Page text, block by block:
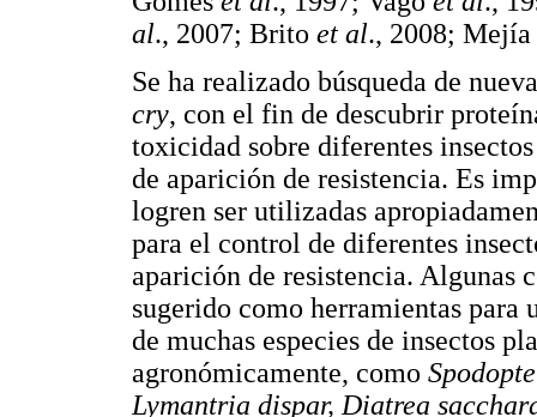
al., 2007; Brito et al., 2008; Mejía
Se ha realizado búsqueda de
cry, con el fin de descubrir
toxicidad sobre diferentes
de aparición de resistencia. Es
logren ser utilizadas
para el control de diferentes
aparición de resistencia. Algunas
sugerido como herramientas
de muchas especies de insectos
agronómicamente, como
Lymantria dispar, Diatrea